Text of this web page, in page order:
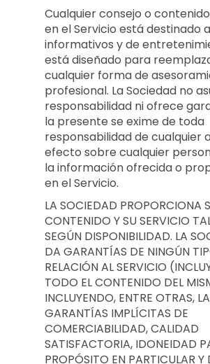
Cualquier consejo o
en el Servicio está destinado
informativos y de
está diseñado para
cualquier forma de
profesional. La Sociedad no
responsabilidad ni ofrece
la presente se exime de toda
responsabilidad de cualquier
efecto sobre cualquier
la información ofrecida o
en el Servicio.
LA SOCIEDAD PROPORCIONA
CONTENIDO Y SU SERVICIO
SEGÚN DISPONIBILIDAD. LA
DA GARANTÍAS DE NINGÚN
RELACIÓN AL SERVICIO
TODO EL CONTENIDO DEL
INCLUYENDO, ENTRE OTRAS,
GARANTÍAS IMPLÍCITAS DE
COMERCIABILIDAD, CALIDAD
SATISFACTORIA, IDONEIDAD
PROPÓSITO EN PARTICULAR Y